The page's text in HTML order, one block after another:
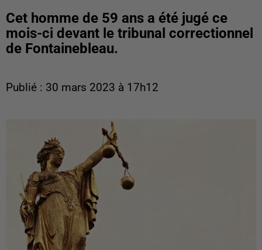
Cet homme de 59 ans a été jugé ce
mois-ci devant le tribunal correctionnel
de Fontainebleau.
Publié : 30 mars 2023 à 17h12